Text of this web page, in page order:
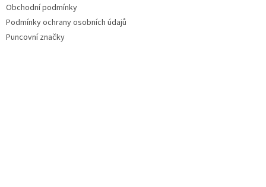
Obchodní podmínky
Podmínky ochrany osobních údajů
Puncovní značky